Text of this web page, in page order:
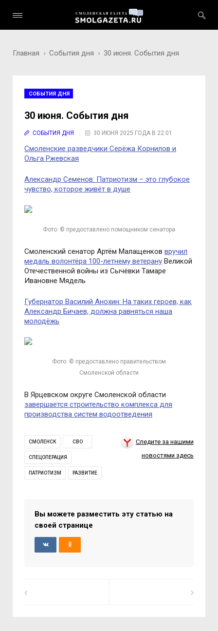
Главная События дня 30 июня. События дня
СОБЫТИЯ ДНЯ
30 июня. События дня
СОБЫТИЯ ДНЯ 30 ИЮНЯ 2025 ГОДА В 22:01
Смоленские разведчики Серёжа Корнилов и
Ольга Ржевская
Александр Семенов: Патриотизм – это глубокое
чувство, которое живёт в душе
Фото: © предоставлено помощником сенатора
Смоленский сенатор Артём Малащенковвручил
медаль волонтёра 100-летнему ветерану Великой
Отечественной войны из Сычёвки Тамаре
Ивановне Мядель
Губернатор Василий Анохин: На таких героев, как
Александр Бичаев, должна равняться наша
молодёжь
Фото: © предоставлено правительством
Смоленской области
В Ярцевском округе Смоленской области
завершается строительство комплекса для
производства систем водоотведения
СМОЛЕНСК СВО
СПЕЦОПЕРАЦИЯ
ПАТРИОТИЗМ РАЗВИТИЕ
Следите за нашими
новостями здесь
Вы можете разместить эту статью на
своей странице